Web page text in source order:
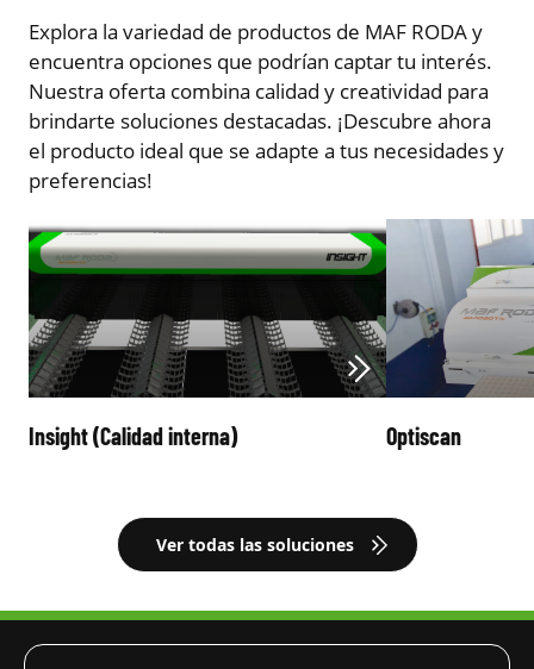
Explora la variedad de productos de MAF RODA y
encuentra opciones que podrían captar tu interés.
Nuestra oferta combina calidad y creatividad para
brindarte soluciones destacadas. ¡Descubre ahora
el producto ideal que se adapte a tus necesidades y
preferencias!
Insight (Calidad interna) Optiscan
Ver todas las soluciones